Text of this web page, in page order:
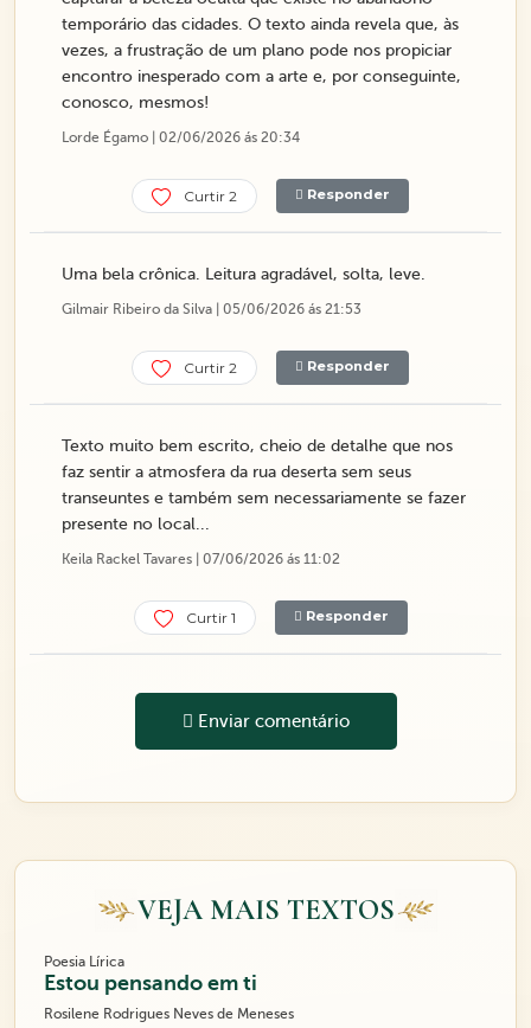
temporário das cidades. O texto ainda revela que, às
vezes, a frustração de um plano pode nos propiciar
encontro inesperado com a arte e, por conseguinte,
conosco, mesmos!
Lorde Égamo | 02/06/2026 ás 20:34
Curtir 2 Responder
Uma bela crônica. Leitura agradável, solta, leve.
Gilmair Ribeiro da Silva | 05/06/2026 ás 21:53
Curtir 2 Responder
Texto muito bem escrito, cheio de detalhe que nos
faz sentir a atmosfera da rua deserta sem seus
transeuntes e também sem necessariamente se fazer
presente no local...
Keila Rackel Tavares | 07/06/2026 ás 11:02
Curtir 1 Responder
Enviar comentário
VEJA MAIS TEXTOS
Poesia Lírica
Estou pensando em ti
Rosilene Rodrigues Neves de Meneses